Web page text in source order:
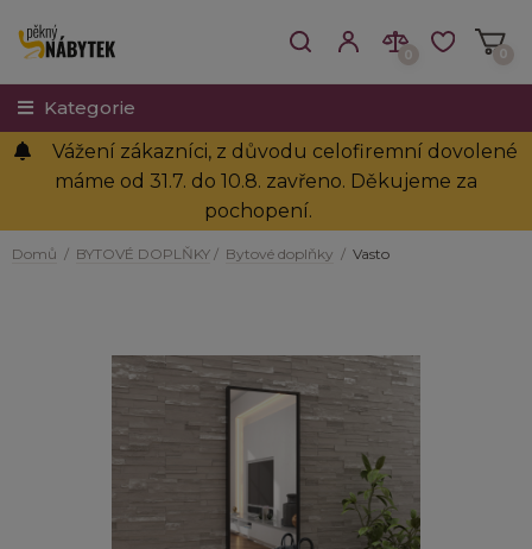
0
0
Kategorie
Vážení zákazníci, z důvodu celofiremní dovolené
máme od 31.7. do 10.8. zavřeno. Děkujeme za
pochopení.
Domů / BYTOVÉ DOPLŇKY / Bytové doplňky / Vasto